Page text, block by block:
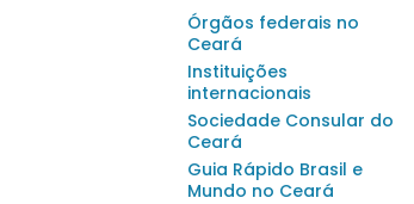
Órgãos federais no
Ceará
Instituições
internacionais
Sociedade Consular do
Ceará
Guia Rápido Brasil e
Mundo no Ceará